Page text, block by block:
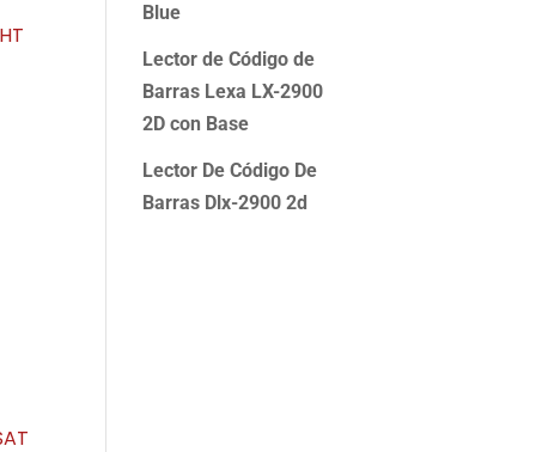
Blue
Lector de Código de
Barras Lexa LX-2900
2D con Base
Lector De Código De
Barras Dlx-2900 2d